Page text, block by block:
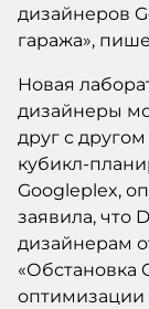
дизайнеров
гаража»,
Новая
дизайнеры
друг с
кубикл-
Googleplex,
заявила, что
дизайнерам
«Обстановка
оптимизации